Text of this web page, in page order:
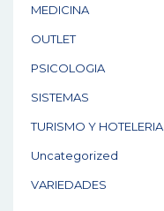
MEDICINA
OUTLET
PSICOLOGIA
SISTEMAS
TURISMO Y HOTELERIA
Uncategorized
VARIEDADES